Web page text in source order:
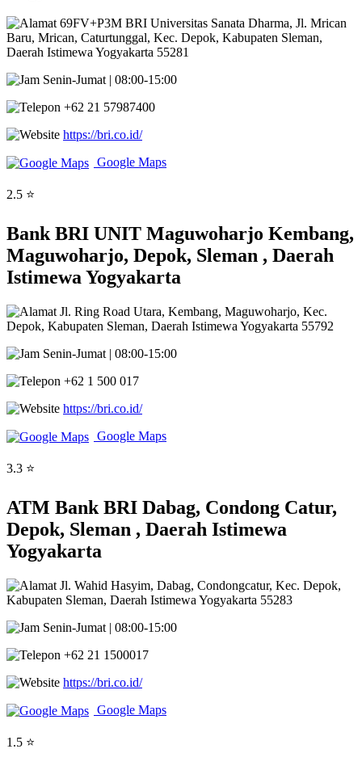
69FV+P3M BRI Universitas Sanata Dharma, Jl. Mrican
Baru, Mrican, Caturtunggal, Kec. Depok, Kabupaten Sleman,
Daerah Istimewa Yogyakarta 55281
Senin-Jumat | 08:00-15:00
+62 21 57987400
https://bri.co.id/
Google Maps
2.5 ⭐
Bank BRI UNIT Maguwoharjo Kembang,
Maguwoharjo, Depok, Sleman , Daerah
Istimewa Yogyakarta
Jl. Ring Road Utara, Kembang, Maguwoharjo, Kec.
Depok, Kabupaten Sleman, Daerah Istimewa Yogyakarta 55792
Senin-Jumat | 08:00-15:00
+62 1 500 017
https://bri.co.id/
Google Maps
3.3 ⭐
ATM Bank BRI Dabag, Condong Catur,
Depok, Sleman , Daerah Istimewa
Yogyakarta
Jl. Wahid Hasyim, Dabag, Condongcatur, Kec. Depok,
Kabupaten Sleman, Daerah Istimewa Yogyakarta 55283
Senin-Jumat | 08:00-15:00
+62 21 1500017
https://bri.co.id/
Google Maps
1.5 ⭐